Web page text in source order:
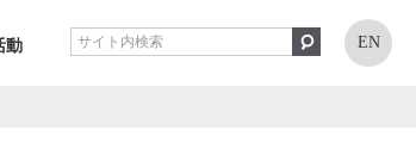
動 EN